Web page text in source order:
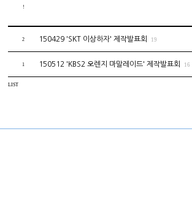
!
2 150429 'SKT 이상하자' 제작발표회 19
1 150512 'KBS2 오렌지 마말레이드' 제작발표회 16
LIST